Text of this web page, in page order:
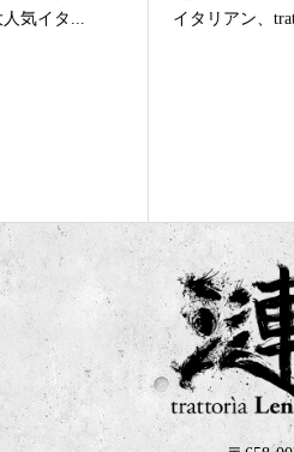
イタリアン、trat...